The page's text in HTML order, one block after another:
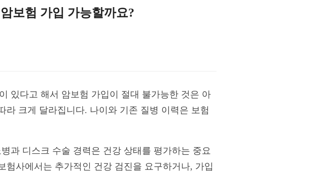
보험 가입 가능할까요?
있다고 해서 암보험 가입이 절대 불가능한 것은 아
크게 달라집니다. 나이와 기존 질병 이력은 보험
과 디스크 수술 경력은 건강 상태를 평가하는 중요
사에서는 추가적인 건강 검진을 요구하거나, 가입